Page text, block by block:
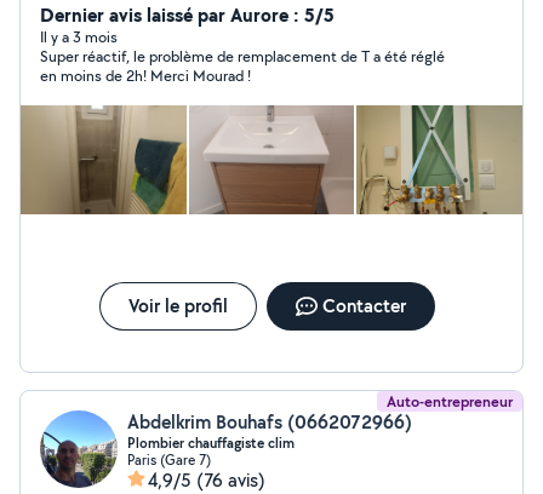
plomberie, en neuf comme en rénovation. Recherche et
réparation de fuites Débouchage (WC, évier, douche,
lavabo) Remplacement de robinetterie Installation et
remplacement de chauffe-eau Pose d'équipements
sanitaires (WC,meuble vasque ,douche, évier, baignoire
Rénovation de salle de bain. Travail soigné Devis gratuit
Tarifs transparents. Respects des normes et conseils
personnalisés. Disponible semaine et week-end.
N'hésitez pas à me contacter pour toute demande, je
Dernier avis laissé par Aurore : 5/5
Il y a 3 mois
Super réactif, le problème de remplacement de T a été réglé
en moins de 2h! Merci Mourad !
Voir le profil Contacter
Auto-entrepreneur
Abdelkrim Bouhafs (0662072966)
Plombier chauffagiste clim
Paris (Gare 7)
4,9/5 (76 avis)